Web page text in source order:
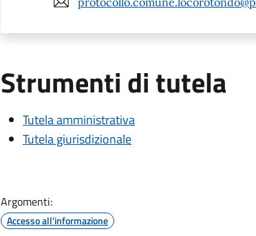
Strumenti di tutela
Tutela amministrativa
Tutela giurisdizionale
Argomenti:
Accesso all'informazione